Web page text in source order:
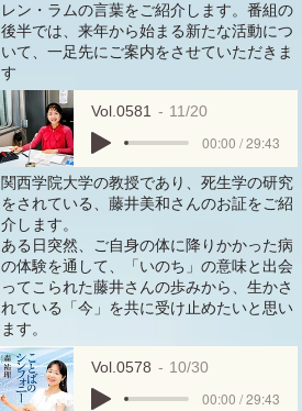
レン・ラムの言葉をご紹介します。番組の
後半では、来年から始まる新たな活動につ
いて、一足先にご案内をさせていただきま
す
Vol.0581 11/20
00:00 / 29:43
関西学院大学の教授であり、死生学の研究
をされている、藤井美和さんのお証をご紹
介します。
ある日突然、ご自身の体に降りかかった病
の体験を通して、「いのち」の意味と出会
ってこられた藤井さんの歩みから、生かさ
れている「今」を共に受け止めたいと思い
ます。
Vol.0578 10/30
00:00 / 29:43